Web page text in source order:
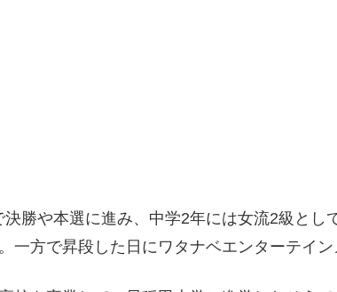
勝や本選に進み、中学2年には女流2級と
一方で昇段した日にワタナベエンターテイ